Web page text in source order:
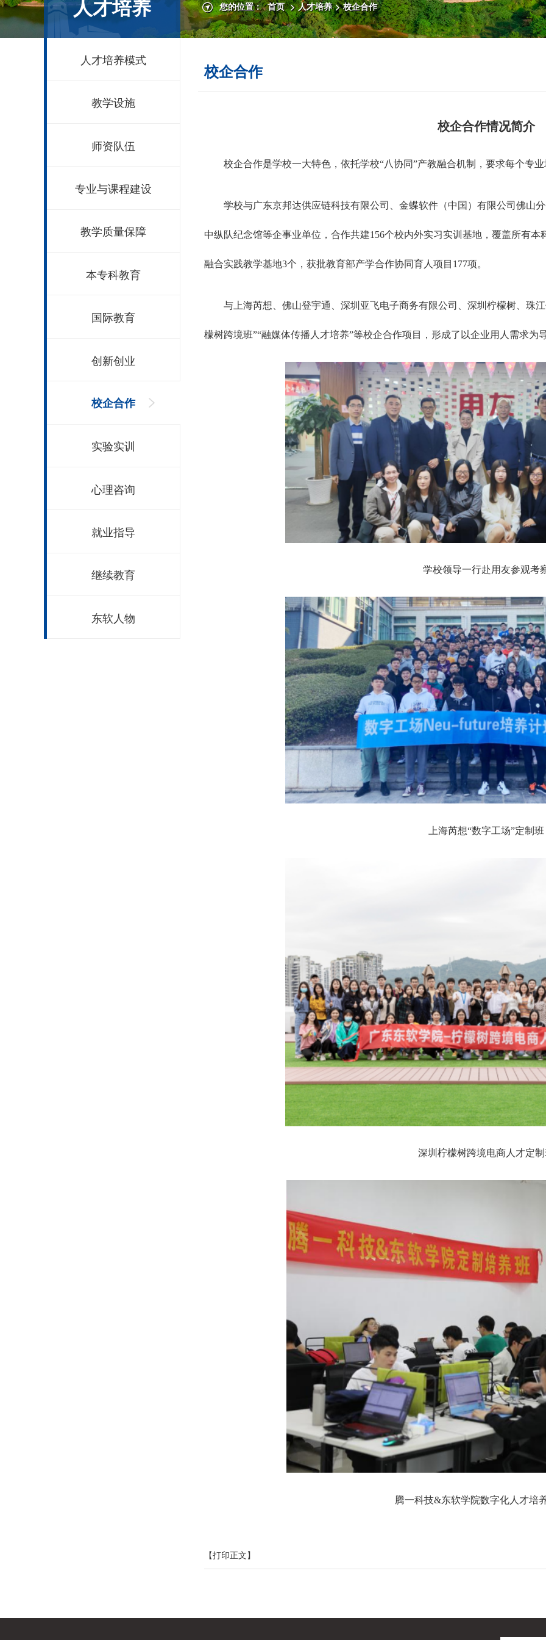
您的位置： 首页 > 人才培养 > 校企合作
人才培养
人才培养模式
教学设施
师资队伍
专业与课程建设
教学质量保障
本专科教育
国际教育
创新创业
校企合作
实验实训
心理咨询
就业指导
继续教育
东软人物
校企合作
校企合作情况简介
校企合作是学校一大特色，依托学校“八协同”产教融合机制，要求每个专
学校与广东京邦达供应链科技有限公司、金蝶软件（中国）有限公司佛山
中纵队纪念馆等企事业单位，合作共建156个校内外实习实训基地，覆盖所有本
融合实践教学基地3个，获批教育部产学合作协同育人项目177项。
与上海芮想、佛山登宇通、深圳亚飞电子商务有限公司、深圳柠檬树、珠
檬树跨境班”“融媒体传播人才培养”等校企合作项目，形成了以企业用人需求
学校领导一行赴 用友参观考
上海芮想“数字工场”定制班
深圳柠檬树跨境电商人才定
腾一科技&东软学院数字化人才培
【打印正文】